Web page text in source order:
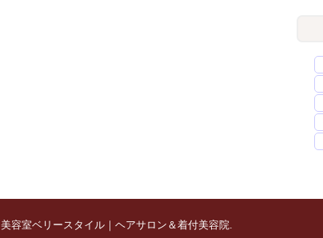
美容室ベリースタイル｜ヘアサロン＆着付美容院.